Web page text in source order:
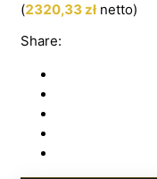
(2320,33złnetto)
Share: